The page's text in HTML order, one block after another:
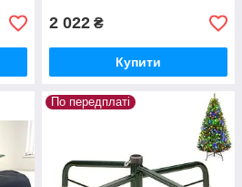
2 022 ₴
Купити
По передплаті